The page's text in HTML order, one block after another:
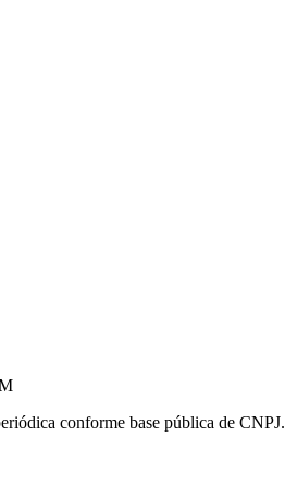
conforme base pública de CNPJ.